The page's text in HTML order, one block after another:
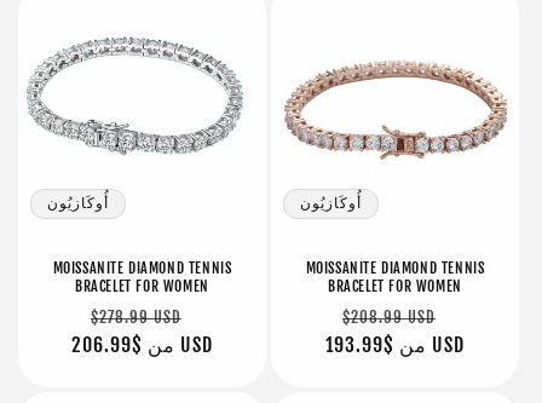
أُوكَازيُون
MOISSANITE DIAMOND TENNIS
BRACELET FOR WOMEN
سعر
عادي
$278.99 USD
البيع
من $206.99 USD
أُوكَازيُون
MOISSANITE DIAMOND TENNIS
BRACELET FOR WOMEN
سعر
عادي
$208.99 USD
البيع
من $193.99 USD